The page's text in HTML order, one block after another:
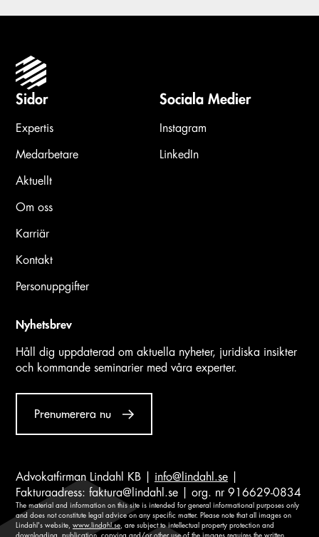
Sidor
Expertis
Medarbetare
Aktuellt
Om oss
Karriär
Kontakt
Personuppgifter
Sociala Medier
Instagram
LinkedIn
Nyhetsbrev
Håll dig uppdaterad om aktuella nyheter, juridiska insikter
och kommande seminarier med våra experter.
Prenumerera nu
Advokatfirman Lindahl KB | info@lindahl.se
Fakturaadress: faktura@lindahl.se | org. nr 916629-0834
The material and information on this site is intended for general informational purposes only
and does not constitute legal advice on any specific matter. Please note that all images on
Lindahl's website, www.lindahl.se, are subject to intellectual property protection and